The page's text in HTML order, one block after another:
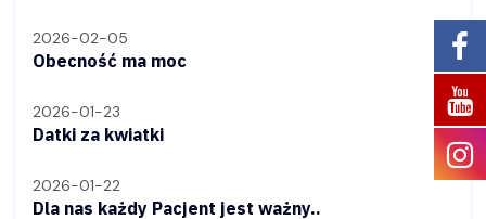
2026-02-05
Obecność ma moc
2026-01-23
Datki za kwiatki
2026-01-22
Dla nas każdy Pacjent jest ważny..